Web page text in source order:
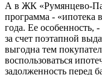
А в ЖК «Румянцево-
программа - «ипотека
года. Ее особенность,
за счет поэтапной
выгодна тем
воспользоваться
задолженность перед